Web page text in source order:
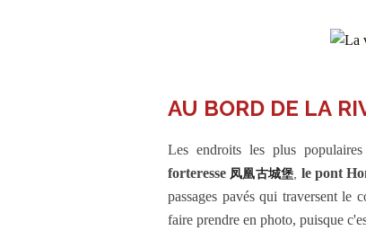
AU BORD DE LA
Les endroits les plus
forteresse 凤凰古城堡 le pont
passages pavés qui traversent le
faire prendre en photo, puisque